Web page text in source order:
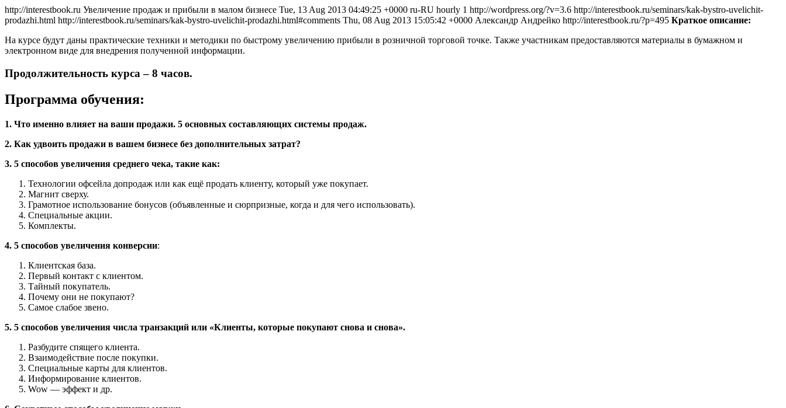
http://interestbook.ru Увеличение продаж и прибыли в малом бизнесе Tue, 13 Aug 2013 04:49:25 +0000 ru-RU hourly 1 http://wordpress.org/?v=3.6 http://interestbook.ru/seminars/kak-bystro-uvelichit-
prodazhi.html http://interestbook.ru/seminars/kak-bystro-uvelichit-prodazhi.html#comments Thu, 08 Aug 2013 15:05:42 +0000 Александр Андрейко http://interestbook.ru/?p=495 Краткое описание:
На курсе будут даны практические техники и методики по быстрому увеличению прибыли в розничной торговой точке. Также участникам предоставляются материалы в бумажном и
электронном виде для внедрения полученной информации.
Продолжительность курса – 8 часов.
Программа обучения:
1. Что именно влияет на ваши продажи. 5 основных составляющих системы продаж.
2. Как удвоить продажи в вашем бизнесе без дополнительных затрат?
3. 5 способов увеличения среднего чека, такие как:
Технологии офсейла допродаж или как ещё продать клиенту, который уже покупает.
Магнит сверху.
Грамотное использование бонусов (объявленные и сюрпризные, когда и для чего использовать).
Специальные акции.
Комплекты.
4. 5 способов увеличения конверсии:
Клиентская база.
Первый контакт с клиентом.
Тайный покупатель.
Почему они не покупают?
Самое слабое звено.
5. 5 способов увеличения числа транзакций или «Клиенты, которые покупают снова и снова».
Разбудите спящего клиента.
Взаимодействие после покупки.
Специальные карты для клиентов.
Информирование клиентов.
Wow — эффект и др.